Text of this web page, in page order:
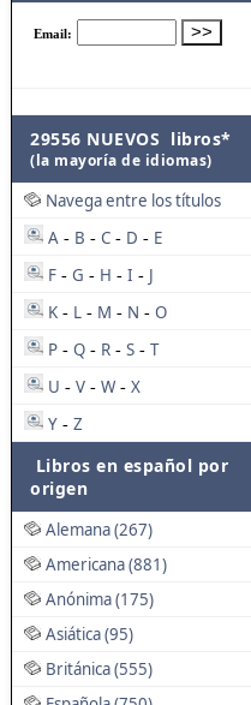
29556 NUEVOS libros*
(la mayoría de idiomas)
Navega entre los títulos
A - B - C - D - E
F - G - H - I - J
K - L - M - N - O
P - Q - R - S - T
U - V - W - X
Y - Z
Libros en español por
origen
Alemana (267)
Americana (881)
Anónima (175)
Asiática (95)
Británica (555)